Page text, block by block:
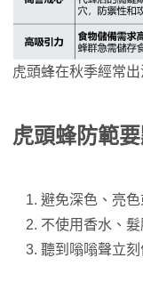
虎頭蜂在秋季經常
虎頭蜂防範
避免深色、亮色
不使用香水、
聽到嗡嗡聲立